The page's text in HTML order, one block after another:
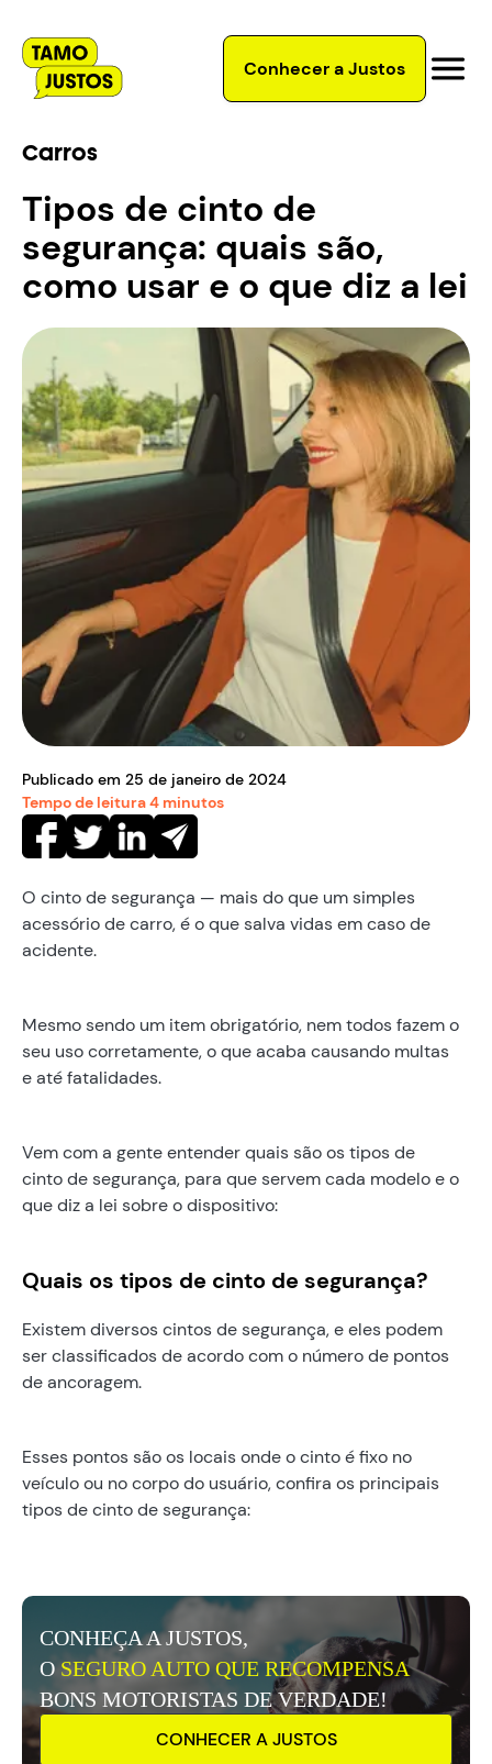
Conhecer a Justos
Carros
Tipos de cinto de
segurança: quais são,
como usar e o que diz a lei
Publicado em 25 de janeiro de 2024
Tempo de leitura4 minutos
O cinto de segurança — mais do que um simples
acessório de carro, é o que salva vidas em caso de
acidente.
Mesmo sendo um item obrigatório, nem todos fazem o
seu uso corretamente, o que acaba causando multas
e até fatalidades.
Vem com a gente entender quais são os tipos de
cinto de segurança, para que servem cada modelo e o
que diz a lei sobre o dispositivo:
Quais os tipos de cinto de segurança?
Existem diversos cintos de segurança, e eles podem
ser classificados de acordo com o número de pontos
de ancoragem.
Esses pontos são os locais onde o cinto é fixo no
veículo ou no corpo do usuário, confira os principais
tipos de cinto de segurança:
CONHEÇA A JUSTOS,
OSEGURO AUTO QUE RECOMPENSA
BONS MOTORISTAS DE VERDADE!
CONHECER A JUSTOS